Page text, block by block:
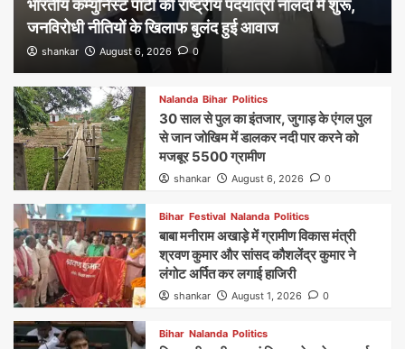
भारतीय कम्युनिस्ट पार्टी की राष्ट्रीय पदयात्रा नालंदा में शुरू,
जनविरोधी नीतियों के खिलाफ बुलंद हुई आवाज
shankar August 6, 2026 0
Nalanda Bihar Politics
30 साल से पुल का इंतजार, जुगाड़ के एंगल पुल
से जान जोखिम में डालकर नदी पार करने को
मजबूर 5500 ग्रामीण
shankar August 6, 2026 0
Bihar Festival Nalanda Politics
बाबा मनीराम अखाड़े में ग्रामीण विकास मंत्री
श्रवण कुमार और सांसद कौशलेंद्र कुमार ने
लंगोट अर्पित कर लगाई हाजिरी
shankar August 1, 2026 0
Bihar Nalanda Politics